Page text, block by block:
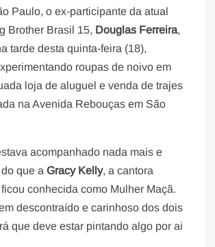
Paulo, o ex-participante da atual
Brother Brasil 15, Douglas Ferreira,
tarde desta quinta-feira (18),
roupas de noivo em
loja de aluguel e venda de trajes
na Avenida Rebouças em São
acompanhado nada mais e
do que aGracy Kelly, a cantora
conhecida como Mulher Maçã.
descontraído e carinhoso dos dois
que deve estar pintando algo por ai